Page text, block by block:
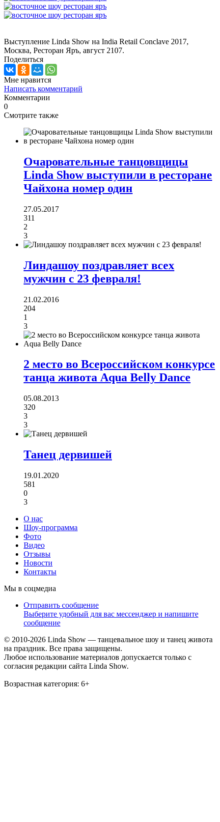
Выступление Linda Show на India Retail Conclave 2017,
Москва, Ресторан Яръ, август 2107.
Поделитьcя
Мне нравится
Написать комментарий
Комментарии
0
Смотрите также
Очаровательные танцовщицы
Linda Show выступили в ресторане
Чайхона номер один
27.05.2017
311
2
3
Линдашоу поздравляет всех
мужчин с 23 февраля!
21.02.2016
204
1
3
2 место во Всероссийском конкурсе
танца живота Aqua Belly Dance
05.08.2013
320
3
3
Танец дервишей
19.01.2020
581
0
3
О нас
Шоу-программа
Фото
Видео
Отзывы
Новости
Контакты
Мы в соцмедиа
Отправить сообщение
Выберите удобный для вас мессенджер и напишите
сообщение
© 2010-2026 Linda Show — танцевальное шоу и танец живота
на праздник. Все права защищены.
Любое использование материалов допускается только с
согласия редакции сайта Linda Show.
Возрастная категория: 6+